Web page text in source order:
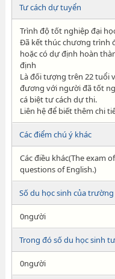
Tư cách dự tuyển
Trình độ tốt nghiệp đại
Đã kết thúc chương trình
hoặc có dự định hoàn
định
Là đối tượng trên 22 tuổi
đương với người đã tốt
cá biệt tư cách dự thi.
Liên hệ để biết thêm chi
Các điểm chú ý khác
Các điều khác(The exam
questions of English.)
Số du học sinh của
0người
Trong đó số du học sinh
0người